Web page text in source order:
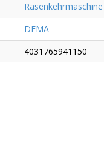
Rasenkehrmaschine
DEMA
4031765941150